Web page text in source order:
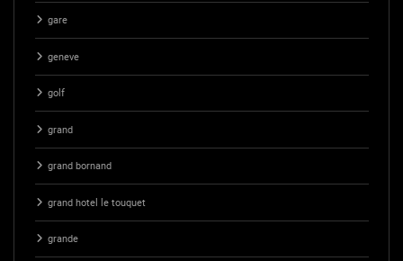
gare
geneve
golf
grand
grand bornand
grand hotel le touquet
grande